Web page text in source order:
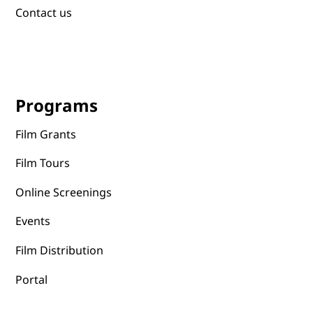
Contact us
Programs
Film Grants
Film Tours
Online Screenings
Events
Film Distribution
Portal